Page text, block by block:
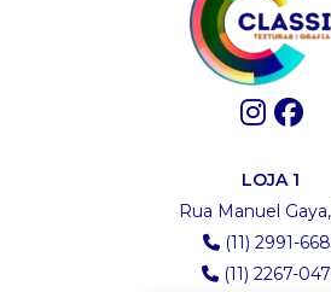
LOJA 1
Rua Manuel Gaya,
(11) 2991-
(11) 2267-